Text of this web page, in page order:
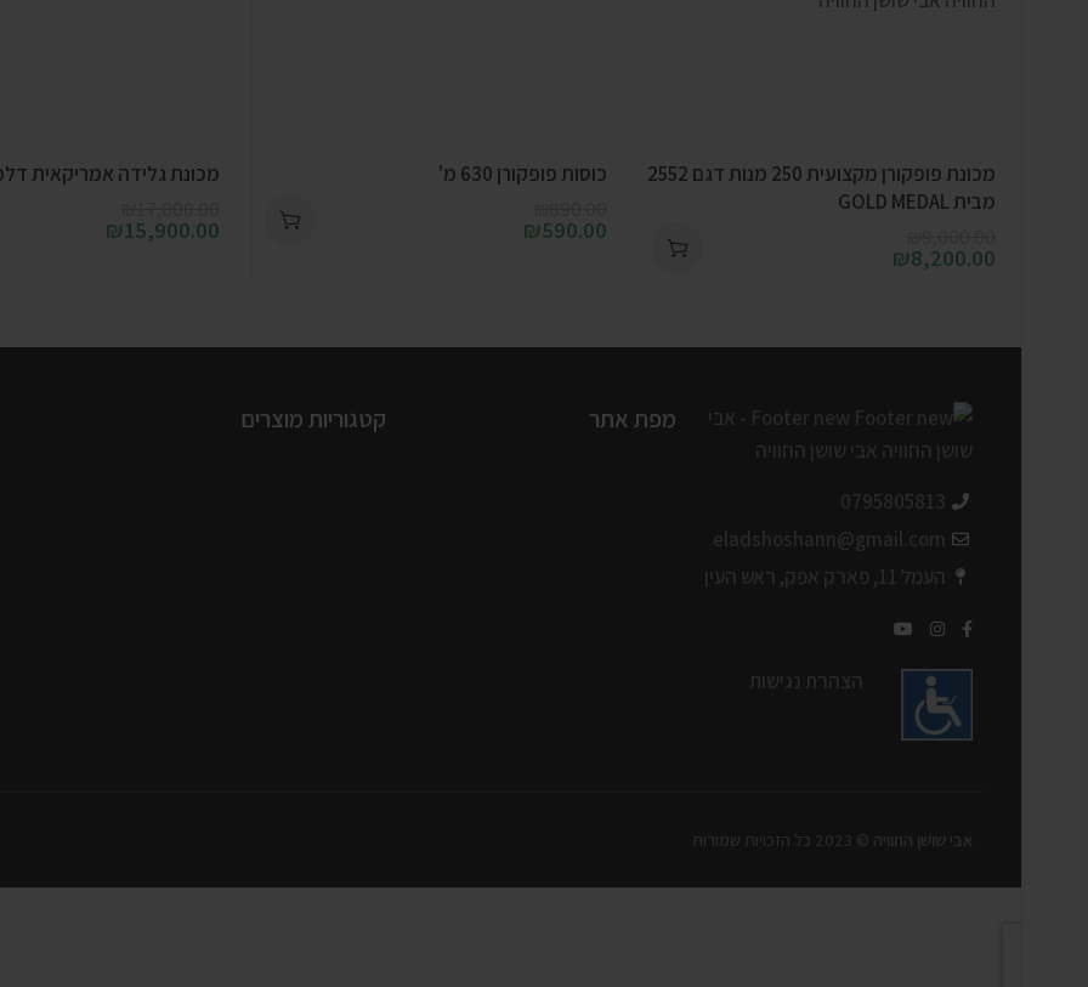
מכונת פופקורן מקצועית 250 מנות דגם 2552
מבית GOLD MEDAL
₪8,200.00
כוסות פופקורן 630 מ’
₪590.00
מכונת גלידה אמריקאית
₪15,900.00
0795805813
eladshoshann@gmail.com
העמל 11, פארק אפק, ראש העין
הצהרת נגישות
מפת אתר קטגוריות מוצרים
אבי שושן החוויה © 2023 כל הזכויות שמורות